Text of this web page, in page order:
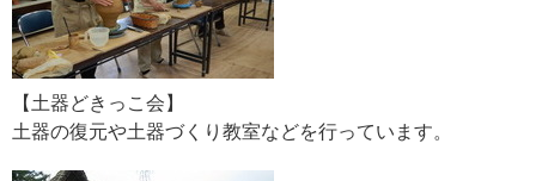
【土器どきっこ会】
土器の復元や土器づくり教室などを行っています。